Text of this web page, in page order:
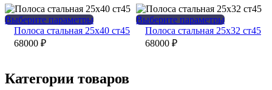
можно
выбрать
на
Опции
можно
выбрать
Выберите параметрыЭтот
товар
можно
Полоса стальная 25х40 ст45
68000 ₽
Выберите параметрыЭтот
товар
Полоса стальная 25х32 ст45
68000 ₽
Категории товаров